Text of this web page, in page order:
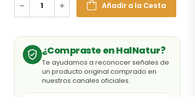
Añadir a la Cesta
¿Compraste en HalNatur?
Te ayudamos a reconocer señales de
un producto original comprado en
nuestros canales oficiales.